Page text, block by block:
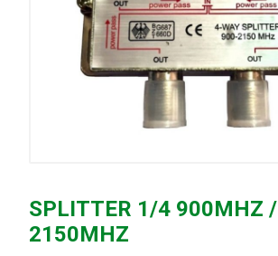
SPLITTER 1/4 900MHZ /
2150MHZ